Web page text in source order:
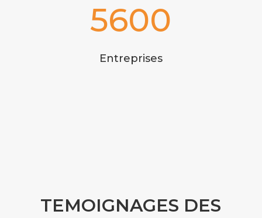
5600
Entreprises
TEMOIGNAGES DES